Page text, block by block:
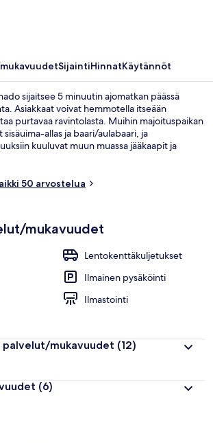
SijaintiHinnatKäytännöt
sijaitsee 5 minuutin ajomatkan päässä
Asiakkaat voivat hemmotella itseään
purtavaa ravintolasta. Muihin majoituspaikan
allas ja baari/aulabaari, ja
kuuluvat muun muassa jääkaapit ja
50 arvostelua
mukavuudet
Lentokenttäkuljetukset
Ilmainen pysäköinti
Ilmastointi
palvelut/mukavuudet (12)
(6)